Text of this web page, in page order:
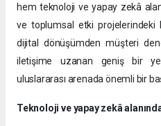
hem teknoloji ve yapay zekâ
ve toplumsal etki projelerindeki
dijital dönüşümden müşteri
iletişime uzanan geniş bir
uluslararası arenada önemli bir
Teknoloji ve yapay zekâ